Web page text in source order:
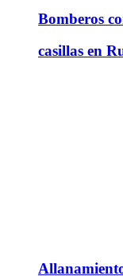
Bomberos
casillas en